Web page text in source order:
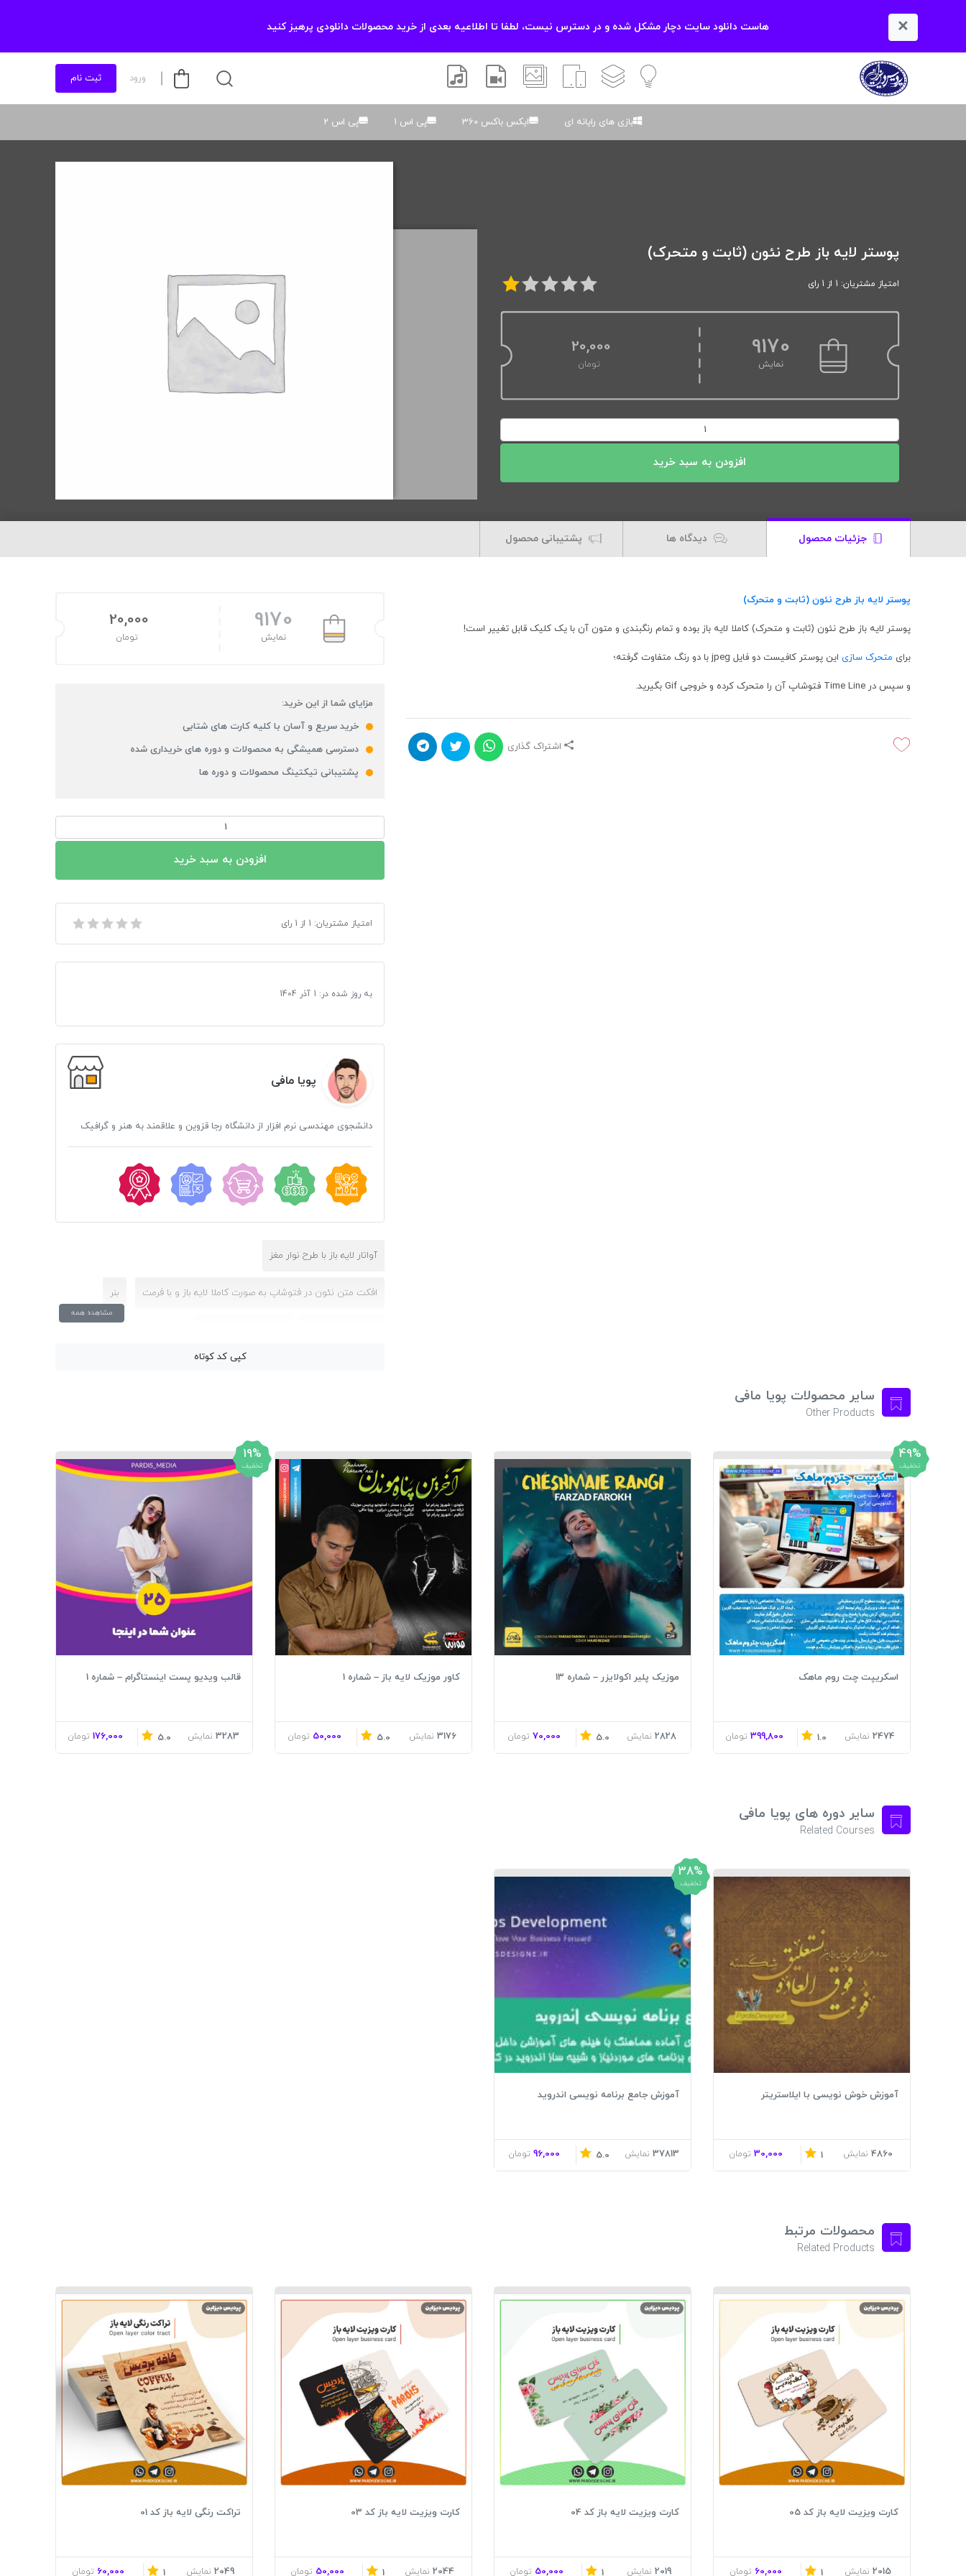
× هاست دانلود سایت دچار مشکل شده و در دسترس نیست، لطفا تا اطلاعیه بعدی از خرید محصولات دانلودی پرهیز کنید
آموزشیلایه باز اسکریپت والپیپر افتر افکتسموسیقی و صدا
ورود ثبت نام
بازی های رایانه ای ایکس باکس 360 پی اس 1 پی اس 2
پوستر لایه باز طرح نئون (ثابت و متحرک)
امتیاز مشتریان: 1 از 1 رای
9170
نمایش
20,000
تومان
لایه
طرح
متحرک)
افزودن به سبد خرید
جزئیات محصول دیدگاه ها پشتیبانی محصول
پوستر لایه باز طرح نئون (ثابت و متحرک)
پوستر لایه باز طرح نئون (ثابت و متحرک) کاملا لایه باز بوده و تمام رنگبندی و متون آن با یک کلیک قابل تغییر است!
برای متحرک سازی این پوستر کافیست دو فایل jpeg با دو رنگ متفاوت گرفته؛
و سپس در Time Line فتوشاپ آن را متحرک کرده و خروجی Gif بگیرید.
اشتراک گذاری
9170
نمایش
20,000
تومان
مزایای شما از این خرید:
خرید سریع و آسان با کلیه کارت های شتابی
دسترسی همیشگی به محصولات و دوره های خریداری شده
پشتیبانی تیکتینگ محصولات و دوره ها
لایه
طرح
متحرک)
عدد
افزودن به سبد خرید
پوستر لایه باز طرح نئون (ثابت و متحرک)
امتیاز مشتریان: 1 از 1 رای
به روز شده در: 1 آذر 1404
پویا مافی
دانشجوی مهندسی نرم افزار از دانشگاه رجا قزوین و علاقمند به هنر و گرافیک
آواتار لایه باز با طرح نوار مغز
افکت متن نئون در فتوشاپ به صورت کاملا لایه باز و با فرمت بنر
طرح لایه باز افکت نئون واقعی
قالب لایه باز استوری متحرک اینستاگرام با افکت نئونی کارت
کافه پی اس دی: طرح های لایه باز psd فتوشاپ نئون قیمت
مشاهده همه
کپی کد کوتاه
سایر محصولات پویا مافی
Other Products
49%
تخفیف
اسکریپت چت روم ماهک
2474 نمایش 1.0
399,800 تومان
موزیک پلیر اکولایزر – شماره 13
2828 نمایش 5.0
70,000 تومان
کاور موزیک لایه باز – شماره 1
3176 نمایش 5.0
50,000 تومان
19%
تخفیف
قالب ویدیو پست اینستاگرام – شماره 1
3283 نمایش 5.0
176,000 تومان
سایر دوره های پویا مافی
Related Courses
آموزش خوش نویسی با ایلاستریتر
4860 نمایش 1
30,000 تومان
38%
تخفیف
آموزش جامع برنامه نویسی اندروید
37813 نمایش 5.0
96,000 تومان
محصولات مرتبط
Related Products
کارت ویزیت لایه باز کد 05
2015 نمایش 1
60,000 تومان
کارت ویزیت لایه باز کد 04
2019 نمایش 1
50,000 تومان
کارت ویزیت لایه باز کد 03
2044 نمایش 1
50,000 تومان
تراکت رنگی لایه باز کد 01
2049 نمایش 1
60,000 تومان